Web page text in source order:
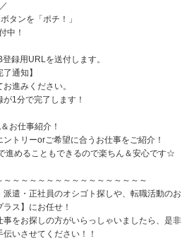
タンを「ポチ！」
中！
録用URLを送付します。
通知】
進みください。
1分で完了します！
お仕事紹介！
トリーorご希望に合うお仕事をご紹介！
進めることもできるので楽ちん＆安心です☆
～～～～～～～～～～～～～～～～～
派遣・正社員のオシゴト探しや、転職活動のお
ス】にお任せ！
事をお探しの方がいらっしゃいましたら、是非
いさせてください！！